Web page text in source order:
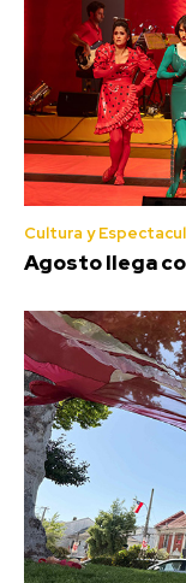
Cultura y
Agosto llega